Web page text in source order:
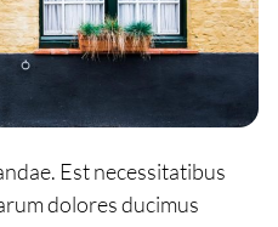
Est necessitatibus
dolores ducimus